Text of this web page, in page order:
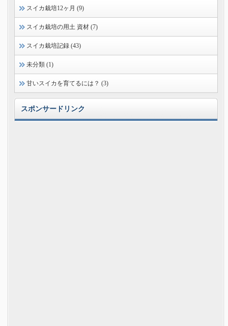
スイカ栽培12ヶ月 (9)
スイカ栽培の用土 資材 (7)
スイカ栽培記録 (43)
未分類 (1)
甘いスイカを育てるには？ (3)
スポンサードリンク